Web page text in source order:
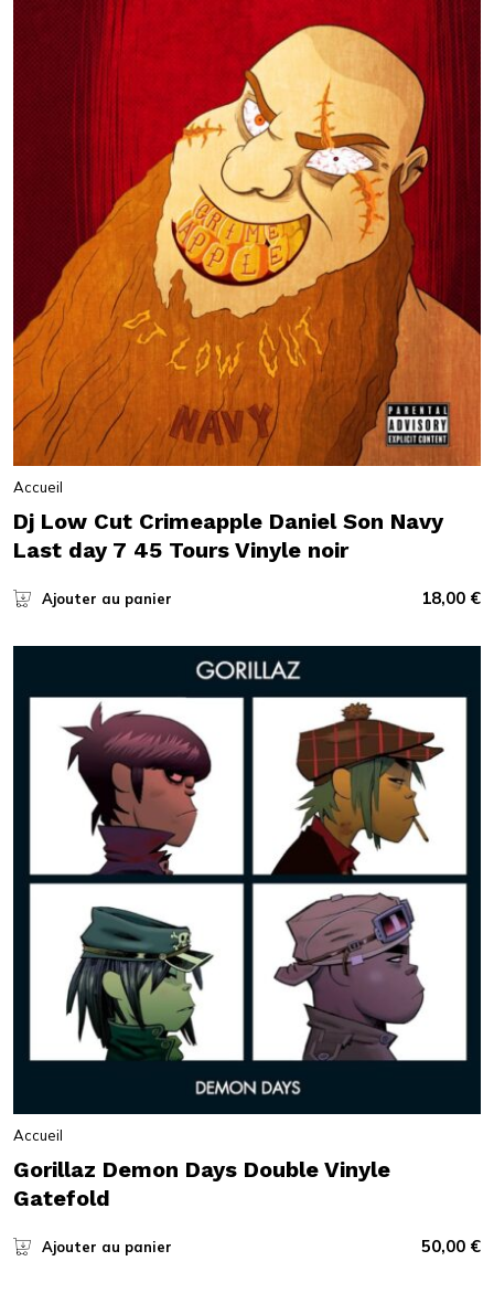
Accueil
Dj Low Cut Crimeapple Daniel Son Navy
Last day 7 45 Tours Vinyle noir
Ajouter au panier 18,00 €
Accueil
Gorillaz Demon Days Double Vinyle
Gatefold
Ajouter au panier 50,00 €